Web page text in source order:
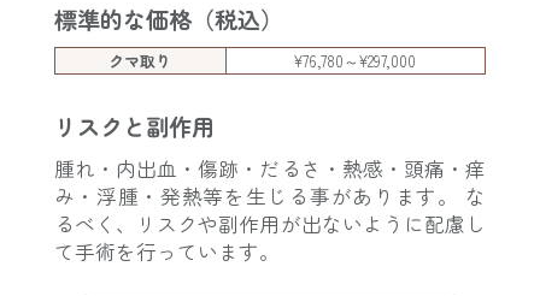
標準的な価格（税込）
クマ取り ¥76,780～¥297,000
リスクと副作用
腫れ・内出血・傷跡・だるさ・熱感・頭痛・痒
み・浮腫・発熱等を生じる事があります。 な
るべく、リスクや副作用が出ないように配慮し
て手術を行っています。